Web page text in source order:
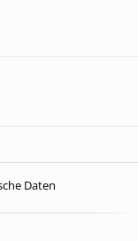
Daten